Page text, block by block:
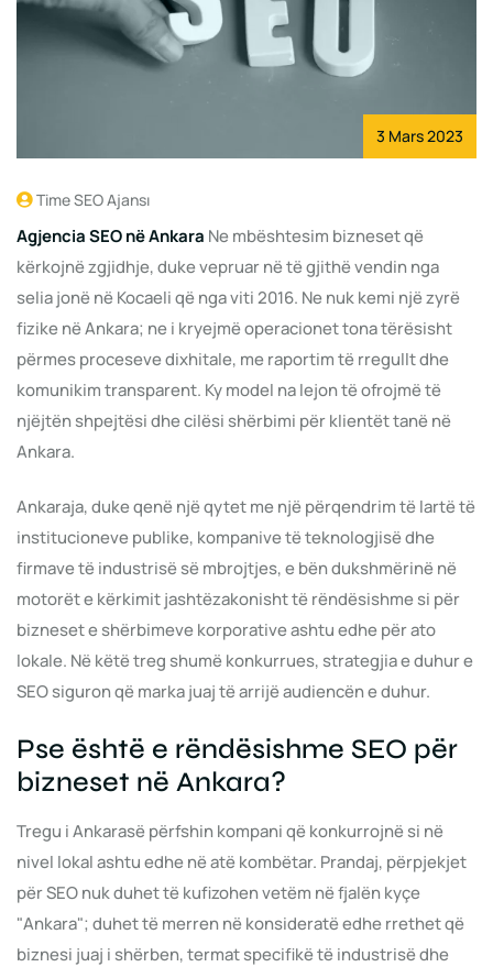
3 Mars 2023
Time SEO Ajansı
Agjencia SEO në Ankara Ne mbështesim bizneset që
kërkojnë zgjidhje, duke vepruar në të gjithë vendin nga
selia jonë në Kocaeli që nga viti 2016. Ne nuk kemi një zyrë
fizike në Ankara; ne i kryejmë operacionet tona tërësisht
përmes proceseve dixhitale, me raportim të rregullt dhe
komunikim transparent. Ky model na lejon të ofrojmë të
njëjtën shpejtësi dhe cilësi shërbimi për klientët tanë në
Ankara.
Ankaraja, duke qenë një qytet me një përqendrim të lartë të
institucioneve publike, kompanive të teknologjisë dhe
firmave të industrisë së mbrojtjes, e bën dukshmërinë në
motorët e kërkimit jashtëzakonisht të rëndësishme si për
bizneset e shërbimeve korporative ashtu edhe për ato
lokale. Në këtë treg shumë konkurrues, strategjia e duhur e
SEO siguron që marka juaj të arrijë audiencën e duhur.
Pse është e rëndësishme SEO për
bizneset në Ankara?
Tregu i Ankarasë përfshin kompani që konkurrojnë si në
nivel lokal ashtu edhe në atë kombëtar. Prandaj, përpjekjet
për SEO nuk duhet të kufizohen vetëm në fjalën kyçe
"Ankara"; duhet të merren në konsideratë edhe rrethet që
biznesi juaj i shërben, termat specifikë të industrisë dhe